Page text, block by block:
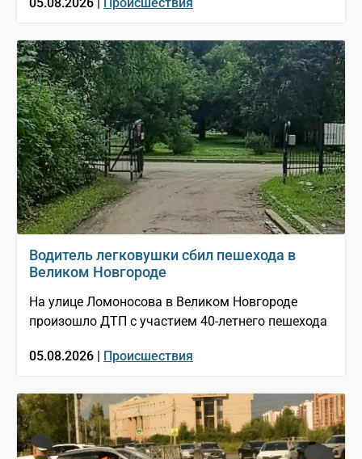
05.08.2026 | Происшествия
Водитель легковушки сбил пешехода в
Великом Новгороде
На улице Ломоносова в Великом Новгороде
произошло ДТП с участием 40-летнего пешехода
05.08.2026 | Происшествия